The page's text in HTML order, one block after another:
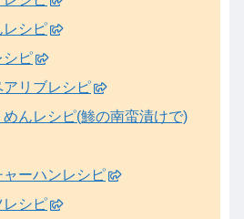
レシピ
シピ
アリブレシピ
んレシピ(鯵の南蛮漬けで)
ーハンレシピ
レシピ